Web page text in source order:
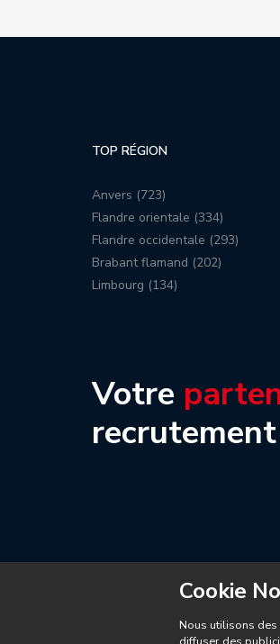
TOP RÉGION
Anvers (723)
Flandre orientale (334)
Flandre occidentale (293)
Brabant flamand (202)
Limbourg (134)
Votre
recrutement
Cookie
Nous utilisons